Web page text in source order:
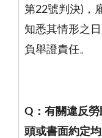
第22號判決) ，
知悉其情形之日
負舉證責任。
Q ：有關違反
頭或書面約定